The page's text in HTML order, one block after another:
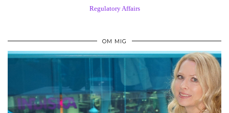
Regulatory Affairs
OM MIG